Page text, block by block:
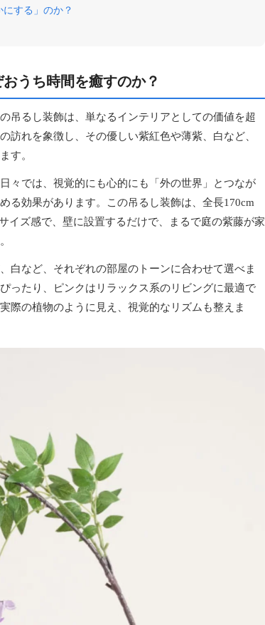
する」のか？
うち時間を癒すのか？
吊るし装飾は、単なるインテリアとしての価値を超
訪れを象徴し、その優しい紫紅色や薄紫、白など、
す。
々では、視覚的にも心的にも「外の世界」とつなが
る効果があります。この吊るし装飾は、全長170cm
イズ感で、壁に設置するだけで、まるで庭の紫藤が家
白など、それぞれの部屋のトーンに合わせて選べま
ったり、ピンクはリラックス系のリビングに最適で
際の植物のように見え、視覚的なリズムも整えま